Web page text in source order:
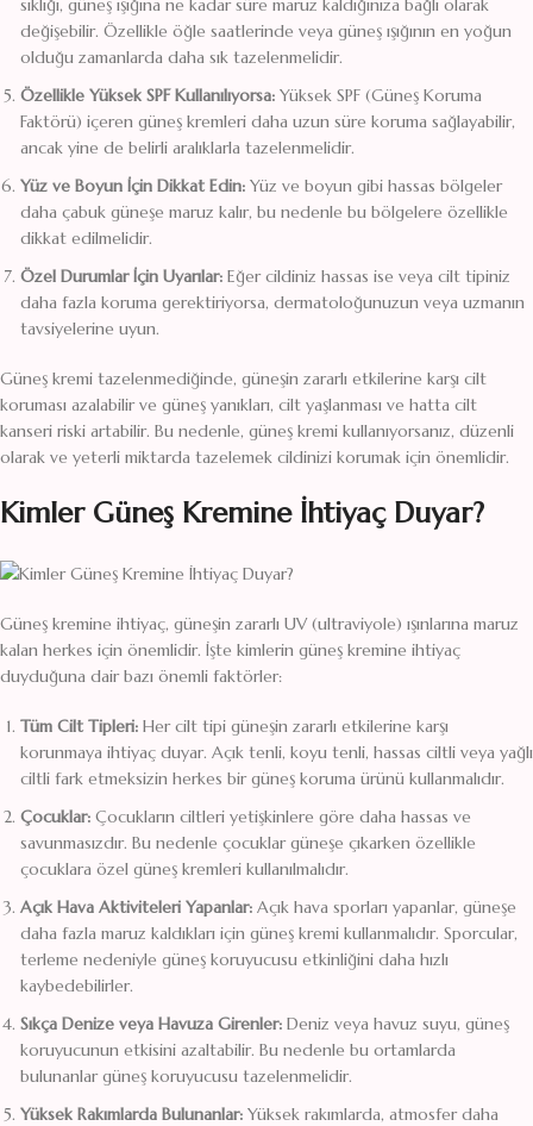
sıklığı, güneş ışığına ne kadar süre maruz kaldığınıza bağlı olarak
değişebilir. Özellikle öğle saatlerinde veya güneş ışığının en yoğun
olduğu zamanlarda daha sık tazelenmelidir.
Özellikle Yüksek SPF Kullanılıyorsa: Yüksek SPF (Güneş Koruma
Faktörü) içeren güneş kremleri daha uzun süre koruma sağlayabilir,
ancak yine de belirli aralıklarla tazelenmelidir.
Yüz ve Boyun İçin Dikkat Edin: Yüz ve boyun gibi hassas bölgeler
daha çabuk güneşe maruz kalır, bu nedenle bu bölgelere özellikle
dikkat edilmelidir.
Özel Durumlar İçin Uyarılar: Eğer cildiniz hassas ise veya cilt tipiniz
daha fazla koruma gerektiriyorsa, dermatoloğunuzun veya uzmanın
tavsiyelerine uyun.
Güneş kremi tazelenmediğinde, güneşin zararlı etkilerine karşı cilt
koruması azalabilir ve güneş yanıkları, cilt yaşlanması ve hatta cilt
kanseri riski artabilir. Bu nedenle, güneş kremi kullanıyorsanız, düzenli
olarak ve yeterli miktarda tazelemek cildinizi korumak için önemlidir.
Kimler Güneş Kremine İhtiyaç Duyar?
Güneş kremine ihtiyaç, güneşin zararlı UV (ultraviyole) ışınlarına maruz
kalan herkes için önemlidir. İşte kimlerin güneş kremine ihtiyaç
duyduğuna dair bazı önemli faktörler:
Tüm Cilt Tipleri: Her cilt tipi güneşin zararlı etkilerine karşı
korunmaya ihtiyaç duyar. Açık tenli, koyu tenli, hassas ciltli veya yağlı
ciltli fark etmeksizin herkes bir güneş koruma ürünü kullanmalıdır.
Çocuklar: Çocukların ciltleri yetişkinlere göre daha hassas ve
savunmasızdır. Bu nedenle çocuklar güneşe çıkarken özellikle
çocuklara özel güneş kremleri kullanılmalıdır.
Açık Hava Aktiviteleri Yapanlar: Açık hava sporları yapanlar, güneşe
daha fazla maruz kaldıkları için güneş kremi kullanmalıdır. Sporcular,
terleme nedeniyle güneş koruyucusu etkinliğini daha hızlı
kaybedebilirler.
Sıkça Denize veya Havuza Girenler: Deniz veya havuz suyu, güneş
koruyucunun etkisini azaltabilir. Bu nedenle bu ortamlarda
bulunanlar güneş koruyucusu tazelenmelidir.
Yüksek Rakımlarda Bulunanlar: Yüksek rakımlarda, atmosfer daha